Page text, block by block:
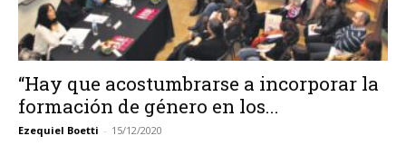
“Hay que acostumbrarse a incorporar la
formación de género en los...
Ezequiel Boetti - 15/12/2020